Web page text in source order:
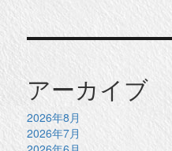
アーカイブ
2026年8月
2026年7月